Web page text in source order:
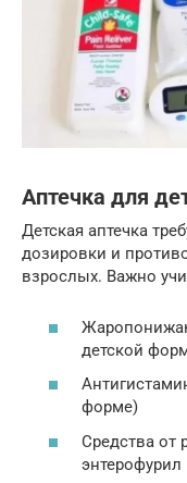
Аптечка для
Детская аптечка
дозировки и
взрослых. Важно
детской
форме)
Средства от